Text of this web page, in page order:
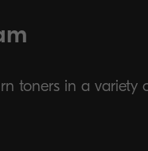
toners in a variety